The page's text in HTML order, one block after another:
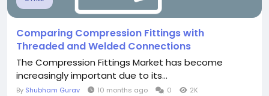
Comparing Compression Fittings with
Threaded and Welded Connections
The Compression Fittings Market has become
increasingly important due to its...
By Shubham Gurav 10 months ago 0 2K